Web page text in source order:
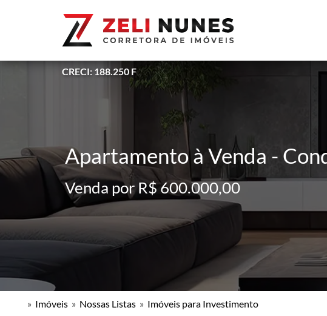
CRECI: 188.250 F
Apartamento à Venda -
Venda por R$ 600.000,00
» Imóveis » Nossas Listas » Imóveis para Investimento